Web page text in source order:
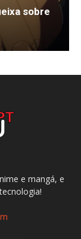
sobre
e mangá, e